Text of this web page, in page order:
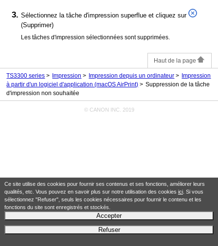
Ce site utilise des cookies pour fournir ses contenus et ses fonctions, améliorer leurs
qualités, etc. Vous pouvez en savoir plus sur notre utilisation des cookies ici. Si vous
sélectionnez "Refuser", seuls les cookies nécessaires pour fournir le contenu et les
fonctions du site sont enregistrés et stockés.
Accepter
Refuser
Sélectionnez la tâche d'impression superflue et cliquez sur
(Supprimer)
Les tâches d'impression sélectionnées sont supprimées.
Haut de la page
TS3300 series Impression Impression depuis un ordinateur
Impression
à partir d'un logiciel d'application (macOS AirPrint)
Suppression de la tâche
d'impression non souhaitée
© CANON INC. 2019